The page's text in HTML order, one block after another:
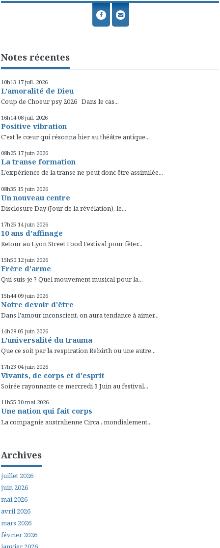
Notes récentes
10h13 17 juil. 2026
L'amoralité de Dieu
Coup de Choeur psy 2026 Dans le cas...
16h14 08 juil. 2026
Positive vibration
C'est le cœur qui résonna hier au théâtre antique...
08h25 17 juin 2026
La transe formation
L'expérience de la transe ne peut donc être assimilée...
08h35 15 juin 2026
Un nouveau centre
Disclosure Day (Jour de la révélation), le...
17h25 14 juin 2026
10 ans d’affinage
Retour au Lyon Street Food Festival pour fêter...
15h50 12 juin 2026
Frère d'arme
Qui suis-je ? Quel mouvement musical pour la...
15h44 09 juin 2026
Notre devoir d'être
Dans l'amour inconscient, on aura tendance à aimer...
14h28 05 juin 2026
L'universalité du trauma
Que ce soit par la respiration Rebirth ou une autre...
17h23 04 juin 2026
Vivants, de corps et d'esprit
Soirée rayonnante ce mercredi 3 Juin au festival...
11h55 30 mai 2026
Une nation qui fait corps
La compagnie australienne Circa , mondialement...
Archives
juillet 2026
juin 2026
mai 2026
avril 2026
mars 2026
février 2026